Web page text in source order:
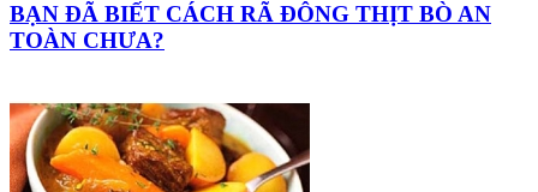
BẠN ĐÃ BIẾT CÁCH RÃ ĐÔNG THỊT BÒ AN
TOÀN CHƯA?